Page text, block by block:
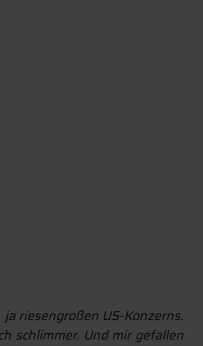
riesengroßen US-Konzerns.
schlimmer. Und mir gefallen